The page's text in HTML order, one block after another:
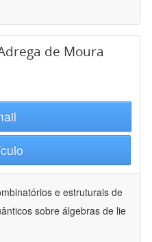
de Moura
e estruturais de
sobre álgebras de lie